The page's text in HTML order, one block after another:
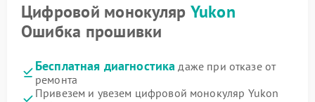
Цифровой монокуляр Yukon
Ошибка прошивки
Бесплатная диагностика даже при отказе от
ремонта
Привезем и увезем цифровой монокуляр Yukon